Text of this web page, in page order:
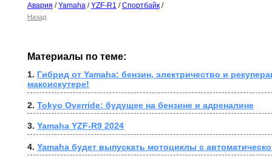
Авария /Yamaha /YZF-R1 /Спортбайк /
Назад
Материалы по теме:
1. Гибрид от Yamaha: бензин, электричество и
максискутере!
2. Tokyo Override: будущее на бензине и адреналине
3. Yamaha YZF-R9 2024
4. Yamaha будет выпускать мотоциклы с